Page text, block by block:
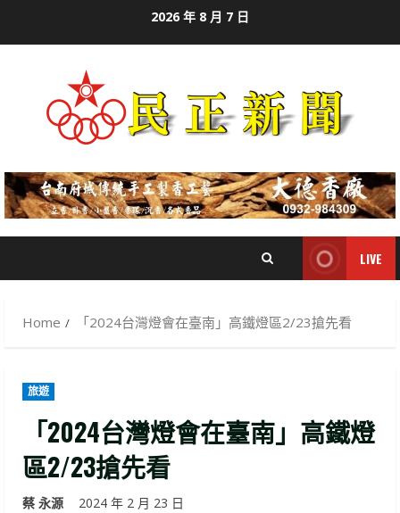
2026 年 8 月 7 日
LIVE
Home 「2024台灣燈會在臺南」高鐵燈區2/23搶先看
旅遊
「2024台灣燈會在臺南」高鐵燈
區2/23搶先看
蔡 永源 2024 年 2 月 23 日